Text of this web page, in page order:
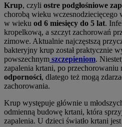
Krup, czyli ostre podgłośniowe
chorobą wieku wczesnodziecięcego
w wieku od 6 miesięcy do 5 lat.
kropelkową, a szczyt zachorowań
zimowe. Aktualnie najczęstszą
bakteryjny krup został praktycznie
powszechnym szczepieniom.
zapalenia krtani, po przechorowaniu
odporności, dlatego też mogą
zachorowania.
Krup występuje głównie u
odmienną budowę krtani, która
zapalenia. U dzieci światło krtani